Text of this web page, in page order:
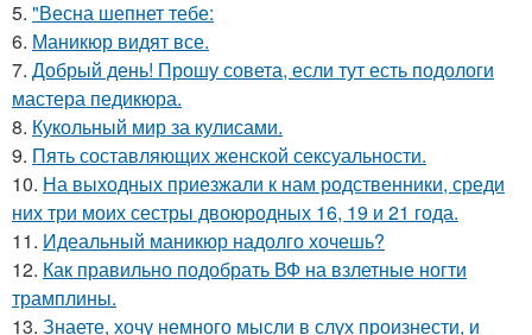
5. "Весна шепнет тебе:
6. Маникюр видят все.
7. Добрый день! Прошу совета, если тут есть подологи
мастера педикюра.
8. Кукольный мир за кулисами.
9. Пять составляющих женской сексуальности.
10. На выходных приезжали к нам родственники, среди
них три моих сестры двоюродных 16, 19 и 21 года.
11. Идеальный маникюр надолго хочешь?
12. Как правильно подобрать ВФ на взлетные ногти
трамплины.
13. Знаете, хочу немного мысли в слух произнести, и